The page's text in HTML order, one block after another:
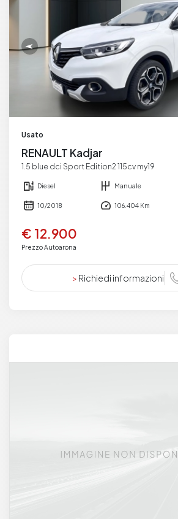
Usato
RENAULT Kadjar
1.5 blue dci Sport Edition2 115cv my19
Diesel Manuale
10/2018 106.404 Km
€ 12.900
Prezzo Autoarona
> Richiedi informazioni